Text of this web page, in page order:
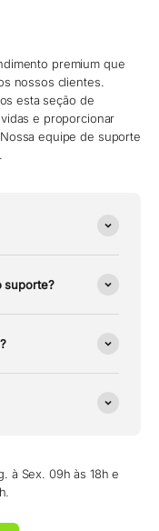
premium que
nossos clientes.
esta seção de
e proporcionar
equipe de suporte
suporte?
à Sex. 09h às 18h e